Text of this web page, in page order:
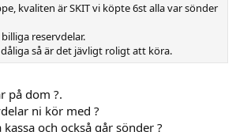
kvaliten är SKIT vi köpte 6st alla var sönder
reservdelar.
så är det jävligt roligt att köra.
på dom ?.
ni kör med ?
och också går sönder ?